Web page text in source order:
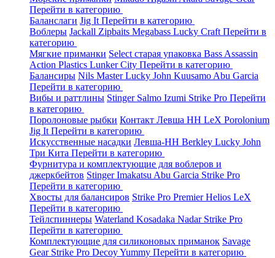
Перейти в категорию
Баланслаги Jig It Перейти в категорию
Воблеры Jackall Zipbaits Megabass Lucky Craft Перейти в
категорию
Мягкие приманки Select старая упаковка Bass Assassin
Action Plastics Lunker City Перейти в категорию
Балансиры Nils MasterLucky John Kuusamo Abu Garcia
Перейти в категорию
Вибы и раттлины Stinger Salmo Izumi Strike Pro Перейти
в категорию
Поролоновые рыбки Контакт Левша НН LeX Porolonium
Jig It Перейти в категорию
Искусственные насадки Левша-НН Berkley Lucky John
Три Кита Перейти в категорию
Фурнитура и комплектующие для воблеров и
джеркбейтов StingerImakatsu Abu Garcia Strike Pro
Перейти в категорию
Хвосты для балансиров Strike Pro PremierHelios LeX
Перейти в категорию
Тейлспиннеры Waterland Kosadaka Nadar Strike Pro
Перейти в категорию
Комплектующие для силиконовых приманок Savage
Gear Strike Pro DecoyYummy Перейти в категорию